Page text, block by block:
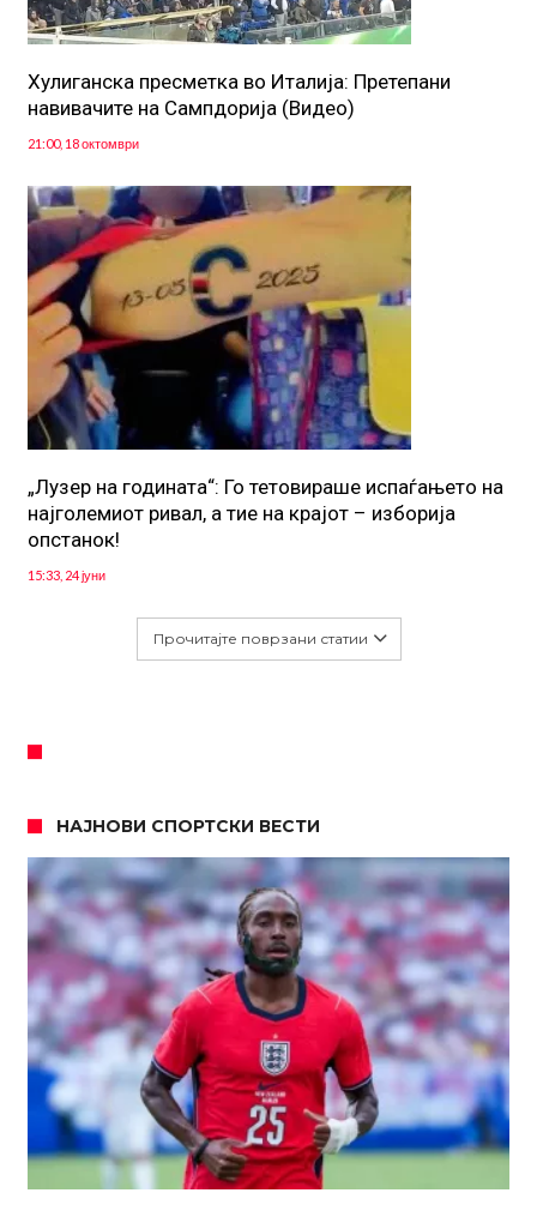
Хулиганска пресметка во Италија: Претепани
навивачите на Сампдорија (Видео)
21:00, 18 октомври
„Лузер на годината“: Го тетовираше испаѓањето на
најголемиот ривал, а тие на крајот – изборија
опстанок!
15:33, 24 јуни
Прочитајте поврзани статии
НАЈНОВИ СПОРТСКИ ВЕСТИ